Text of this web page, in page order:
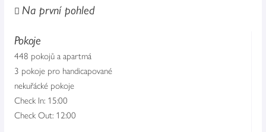
Na první pohled
Pokoje
448 pokojů a apartmá
3 pokoje pro handicapované
nekuřácké pokoje
Check In: 15:00
Check Out: 12:00